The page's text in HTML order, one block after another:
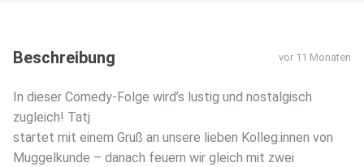
Beschreibung vor 11 Monaten
In dieser Comedy-Folge wird’s lustig und nostalgisch
zugleich! Tatj
startet mit einem Gruß an unsere lieben Kolleg:innen von
Muggelkunde – danach feuern wir gleich mit zwei